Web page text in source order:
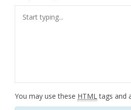
You may use these HTMLtags and